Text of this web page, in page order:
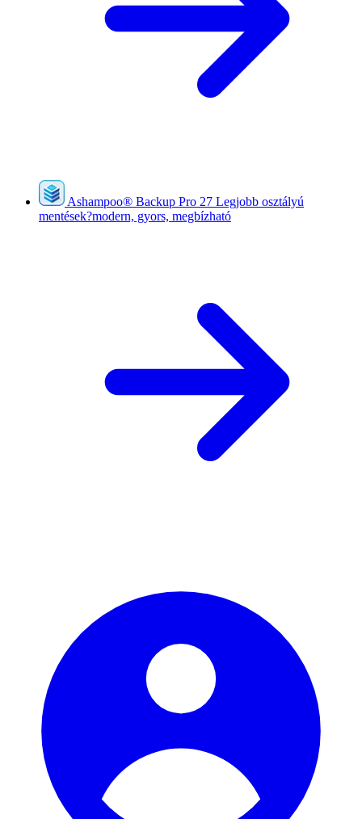
Ashampoo® Backup Pro 27 Legjobb osztályú
mentések?modern, gyors, megbízható